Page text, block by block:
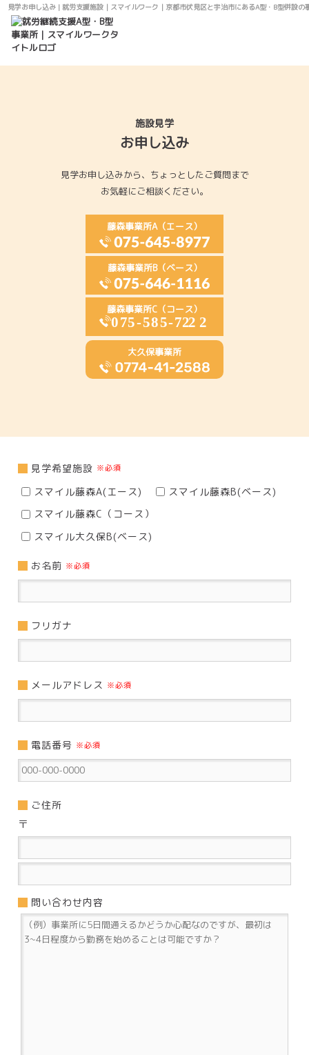
見学お申し込み | 就労支援施設｜スマイルワーク｜京都市伏見区と宇治市にあるA型・B型併設の
見学お申し込み
施設見学
お申し込み
見学お申し込みから、 ちょっとしたご質問まで
お気軽にご相談ください。
藤森事業所A（エース）
藤森事業所B（ベース）
藤森事業所C（コース）
大久保事業所
見学希望施設 ※必須
スマイル藤森A(エース)
スマイル藤森B(ベース)
スマイル藤森C（コース）
スマイル大久保B(ベース)
お名前 ※必須
フリガナ
メールアドレス ※必須
電話番号 ※必須
ご住所
〒
問い合わせ内容